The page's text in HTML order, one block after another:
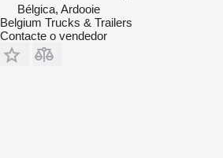
Bélgica, Ardooie
Belgium Trucks & Trailers
Contacte o vendedor